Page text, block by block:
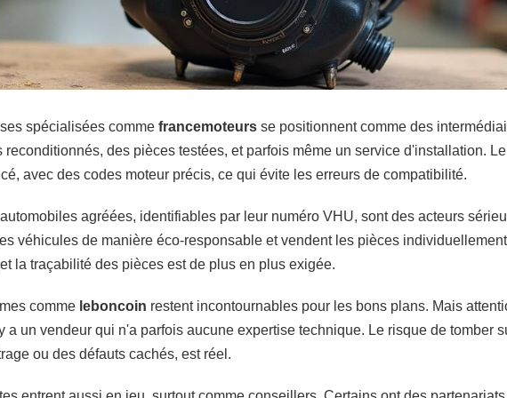
spécialisées comme francemoteurs se positionnent comme des
reconditionnés, des pièces testées, et parfois même un service d'installation.
avec des codes moteur précis, ce qui évite les erreurs de compatibilité.
agréées, identifiables par leur numéro VHU, sont des acteurs
véhicules de manière éco-responsable et vendent les pièces
la traçabilité des pièces est de plus en plus exigée.
comme leboncoin restent incontournables pour les bons plans. Mais
a un vendeur qui n'a parfois aucune expertise technique. Le risque de tomber
ou des défauts cachés, est réel.